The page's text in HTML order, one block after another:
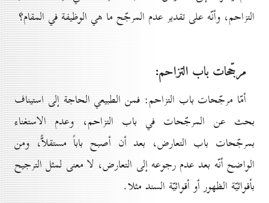
التزاحم، وأنّه على تقدير عدم المرجّح ما هي الوظيفة في المقام؟
مرجّحات باب التزاحم:
أمّا مرجّحات باب التزاحم: فمن الطبيعي الحاجة إلى استيناف
بحث عن المرجّحات في باب التزاحم، وعدم الاستغناء
بمرجّحات باب التعارض، بعد أن أصبح باباً مستقلاًّ، ومن
الواضح أنّه بعد عدم رجوعه إلى التعارض، لا معنى لمثل الترجيح
بأقوائيّة الظهور أو أقوائيّة السند مثلا.